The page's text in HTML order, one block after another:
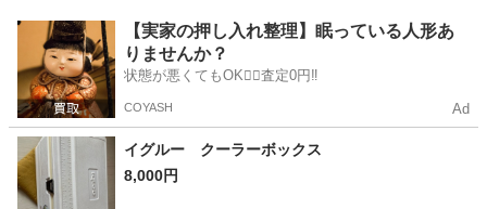
愛知 江南市 布袋駅 その他 テープ
【実家の押し入れ整理】眠っている人形あ
りませんか？
状態が悪くてもOK🙆‍♀️査定0円‼️
COYASH Ad
イグルー クーラーボックス
8,000円